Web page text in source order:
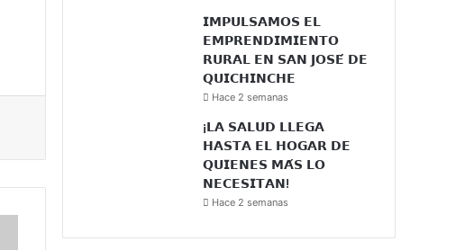
𝗜𝗠𝗣𝗨𝗟𝗦𝗔𝗠𝗢𝗦 𝗘𝗟
𝗘𝗠𝗣𝗥𝗘𝗡𝗗𝗜𝗠𝗜𝗘𝗡𝗧𝗢
𝗥𝗨𝗥𝗔𝗟 𝗘𝗡 𝗦𝗔𝗡 𝗝𝗢𝗦𝗘́ 𝗗𝗘
𝗤𝗨𝗜𝗖𝗛𝗜𝗡𝗖𝗛𝗘
Hace 2 semanas
¡𝗟𝗔 𝗦𝗔𝗟𝗨𝗗 𝗟𝗟𝗘𝗚𝗔
𝗛𝗔𝗦𝗧𝗔 𝗘𝗟 𝗛𝗢𝗚𝗔𝗥 𝗗𝗘
𝗤𝗨𝗜𝗘𝗡𝗘𝗦 𝗠𝗔́𝗦 𝗟𝗢
𝗡𝗘𝗖𝗘𝗦𝗜𝗧𝗔𝗡!
Hace 2 semanas